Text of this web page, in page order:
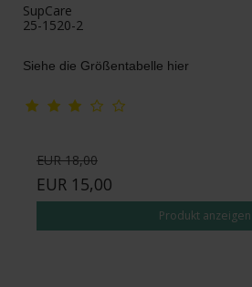
SupCare
25-1520-2
Siehe die Größentabelle hier
EUR 18,00
EUR 15,00
Produkt anzeigen